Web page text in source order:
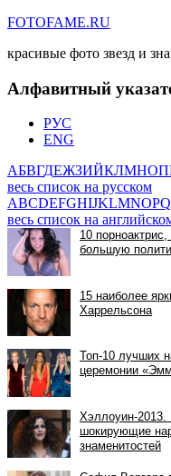
FOTOFAME.RU
красивые фото звезд и
Алфавитный
РУС
ENG
АБВГДЕЖЗИЙКЛМНОП
весь список на русском
ABCDEFGHIJKLMNOPQ
весь список на